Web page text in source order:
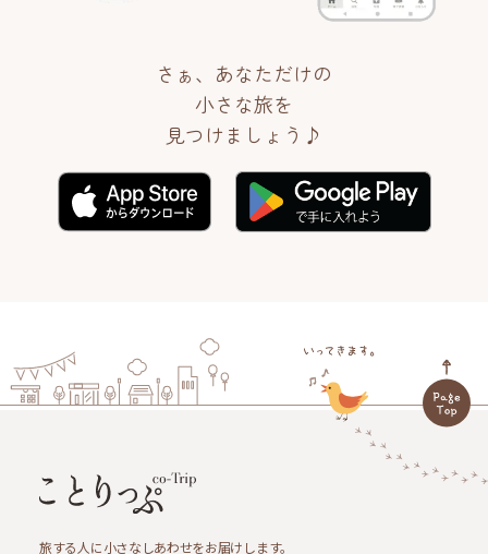
さぁ、あなただけの
小さな旅を
見つけましょう♪
旅する人に小さなしあわせをお届けします。